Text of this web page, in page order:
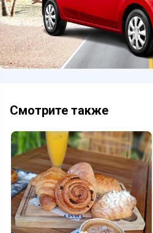
Смотрите также